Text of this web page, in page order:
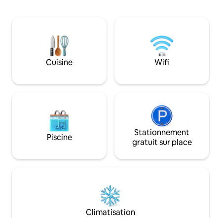
juste à côté. Nous sommes donc à
proximité pour vous aider ou répondre à
vos questions. Nous laissons nos
voyageurs aussi libres que possible.
2 nuits. Toute l'année.
respecter les
forêt. Les
sont pas acceptés.
ENDROIT POUR
Cuisine Wifi
Piscine
Stationnement
gratuit sur place
Climatisation